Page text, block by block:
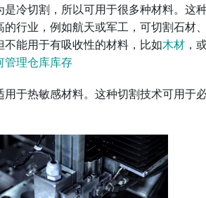
冷切割，所以可用于很多种材料。这
行业，例如航天或军工，可切割石材
能用于有吸收性的材料，比如木材 ，
管理仓库库存
于热敏感材料。这种切割技术可用于